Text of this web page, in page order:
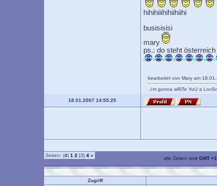
hihihiiihihiihiihi
busisisisi
mary
ps.: do steht
bearbeitet von Mary am
..i'm gonna wRiTe YoU a
18.01.2007 14:55:25
Seiten: (4) 1 2 [3] 4 »
alle Zeiten sind GMT
Zugriff